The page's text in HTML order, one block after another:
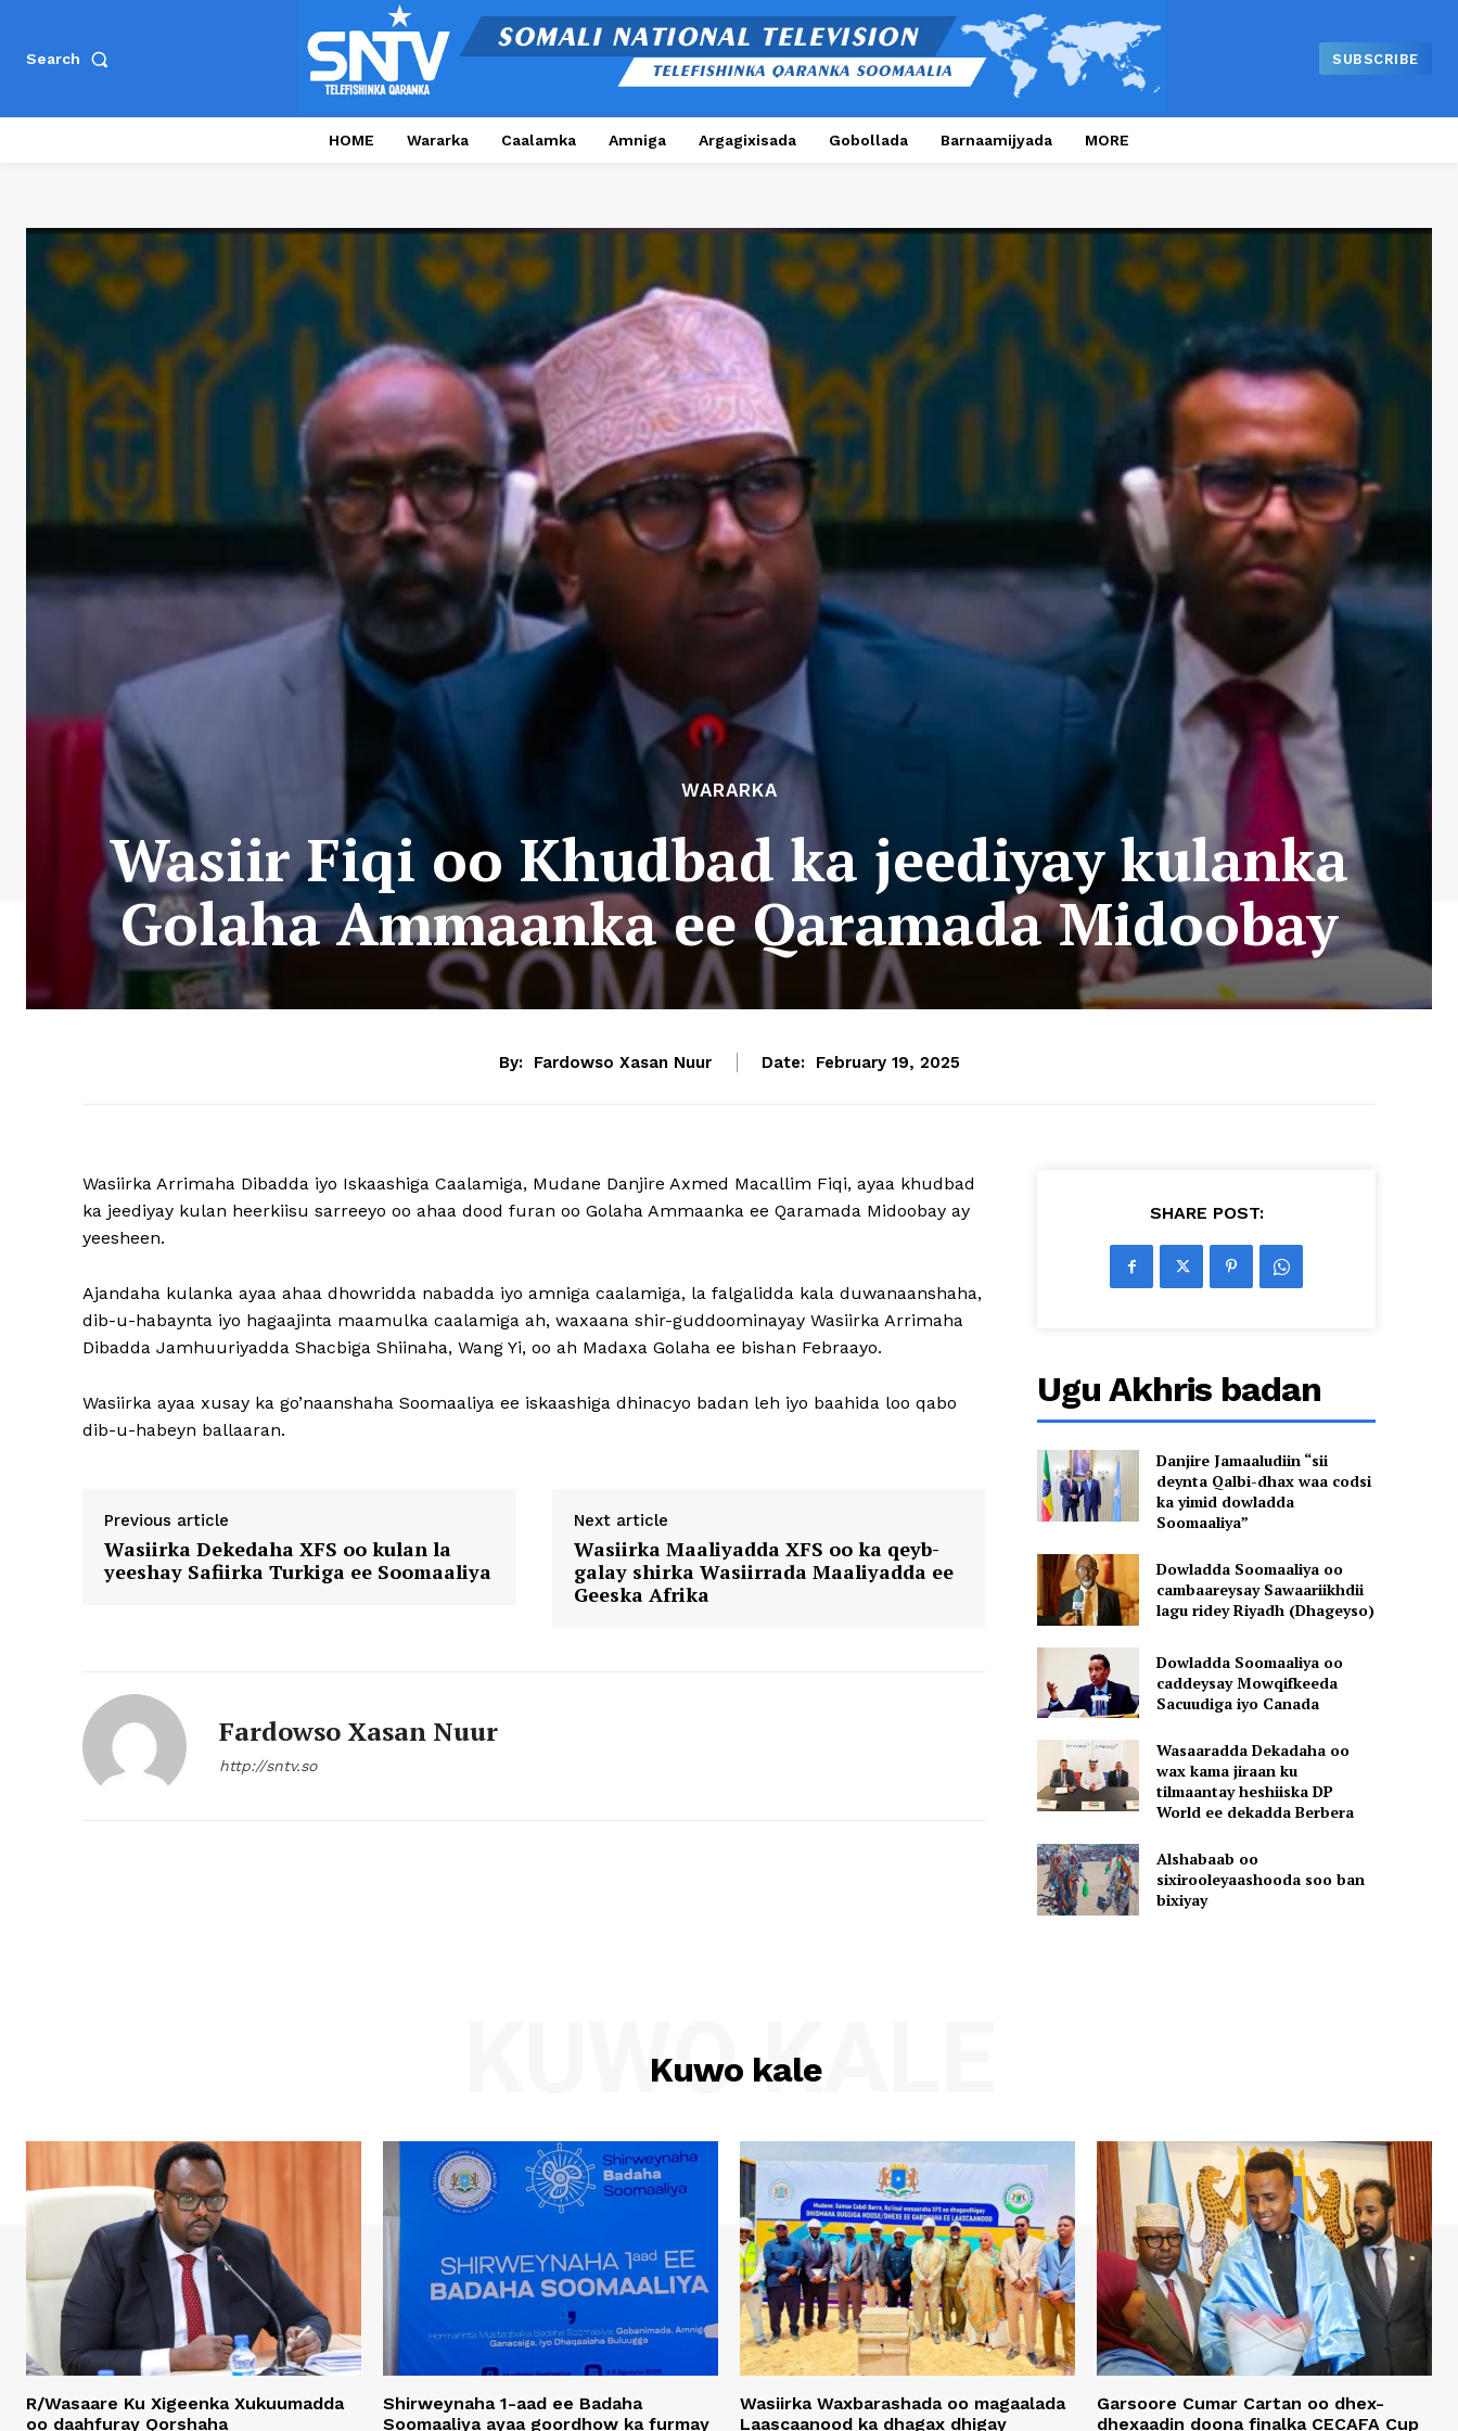
Search SUBSCRIBE
HOME Wararka Caalamka Amniga Argagixisada Gobollada Barnaamijyada MORE
WARARKA
Wasiir Fiqi oo Khudbad ka jeediyay kulanka
Golaha Ammaanka ee Qaramada Midoobay
By: Fardowso Xasan Nuur Date: February 19, 2025
Wasiirka Arrimaha Dibadda iyo Iskaashiga Caalamiga, Mudane Danjire Axmed Macallim Fiqi, ayaa khudbad
ka jeediyay kulan heerkiisu sarreeyo oo ahaa dood furan oo Golaha Ammaanka ee Qaramada Midoobay ay
yeesheen.
Ajandaha kulanka ayaa ahaa dhowridda nabadda iyo amniga caalamiga, la falgalidda kala duwanaanshaha,
dib-u-habaynta iyo hagaajinta maamulka caalamiga ah, waxaana shir-guddoominayay Wasiirka Arrimaha
Dibadda Jamhuuriyadda Shacbiga Shiinaha, Wang Yi, oo ah Madaxa Golaha ee bishan Febraayo.
Wasiirka ayaa xusay ka go’naanshaha Soomaaliya ee iskaashiga dhinacyo badan leh iyo baahida loo qabo
dib-u-habeyn ballaaran.
Previous article
Wasiirka Dekedaha XFS oo kulan la
yeeshay Safiirka Turkiga ee Soomaaliya
Next article
Wasiirka Maaliyadda XFS oo ka qeyb-
galay shirka Wasiirrada Maaliyadda ee
Geeska Afrika
Fardowso Xasan Nuur
http://sntv.so
SHARE POST:
Ugu Akhris badan
Danjire Jamaaludiin “sii
deynta Qalbi-dhax waa codsi
ka yimid dowladda
Soomaaliya”
Dowladda Soomaaliya oo
cambaareysay Sawaariikhdii
lagu ridey Riyadh (Dhageyso)
Dowladda Soomaaliya oo
caddeysay Mowqifkeeda
Sacuudiga iyo Canada
Wasaaradda Dekadaha oo
wax kama jiraan ku
tilmaantay heshiiska DP
World ee dekadda Berbera
Alshabaab oo
sixirooleyaashooda soo ban
bixiyay
Kuwo kale
KUWO KALE
R/Wasaare Ku Xigeenka Xukuumadda
oo daahfuray Qorshaha
Shirweynaha 1-aad ee Badaha
Soomaaliya ayaa goordhow ka furmay
Wasiirka Waxbarashada oo magaalada
Laascaanood ka dhagax dhigay
Garsoore Cumar Cartan oo dhex-
dhexaadin doona finalka CECAFA Cup